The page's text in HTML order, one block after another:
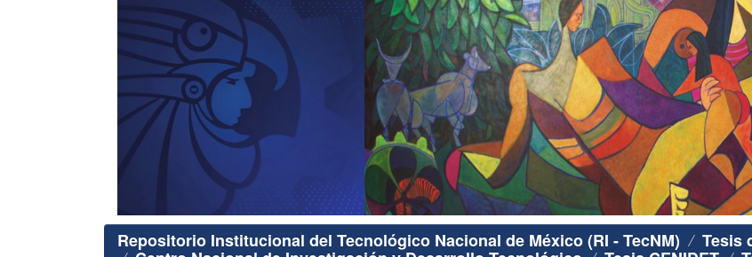
Repositorio Institucional del Tecnológico Nacional de México (RI - TecNM) Tesis